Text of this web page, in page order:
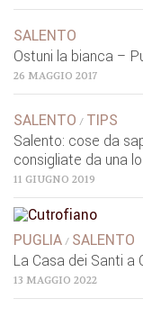
SALENTO
Ostuni la bianca –
26 MAGGIO 2017
SALENTO / TIPS
Salento: cose da
consigliate da una
11 GIUGNO 2019
PUGLIA / SALENTO
La Casa dei Santi a
13 MAGGIO 2022